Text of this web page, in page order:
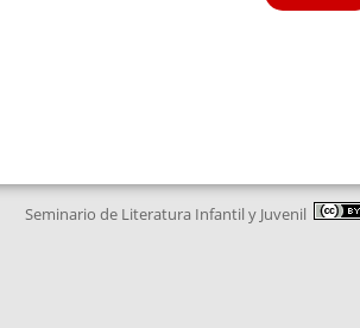
Seminario de Literatura Infantil y Juvenil